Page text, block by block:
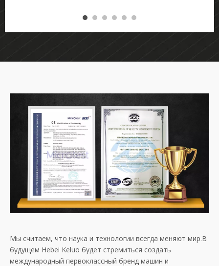
Мы считаем, что наука и технологии всегда меняют мир.В
будущем Hebei Keluo будет стремиться создать
международный первоклассный бренд машин и